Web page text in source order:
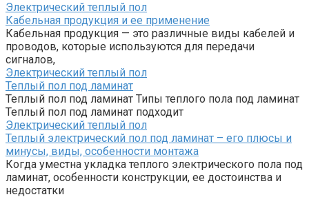
Электрический теплый пол
Кабельная продукция и ее применение
Кабельная продукция — это различные виды кабелей и
проводов, которые используются для передачи
сигналов,
Электрический теплый пол
Теплый пол под ламинат
Теплый пол под ламинат Типы теплого пола под ламинат
Теплый пол под ламинат подходит
Электрический теплый пол
Теплый электрический пол под ламинат – его плюсы и
минусы, виды, особенности монтажа
Когда уместна укладка теплого электрического пола под
ламинат, особенности конструкции, ее достоинства и
недостатки